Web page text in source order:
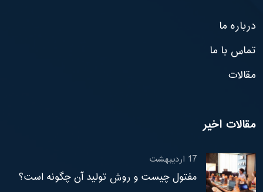
درباره ما
تماس با ما
مقالات
مقالات اخیر
17 اردیبهشت
مفتول چیست و روش تولید آن چگونه است؟